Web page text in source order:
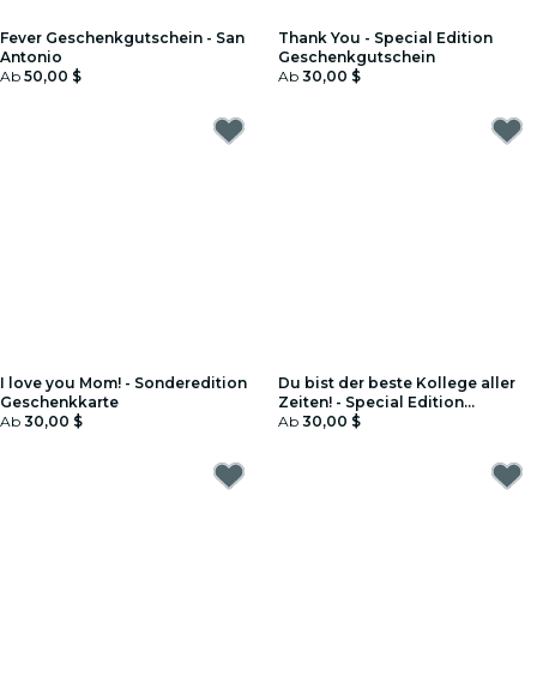
Fever Geschenkgutschein - San
Antonio
Ab 50,00 $
Thank You - Special Edition
Geschenkgutschein
Ab 30,00 $
I love you Mom! - Sonderedition
Geschenkkarte
Ab 30,00 $
Du bist der beste Kollege aller
Zeiten! - Special Edition
Geschenkgutschein
Ab 30,00 $